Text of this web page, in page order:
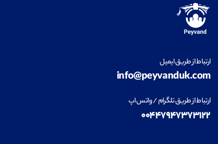
ارتباط از طریق ایمیل
info@peyvanduk.com
ارتباط از طریق تلگرام / واتس اپ
۰۰۴۴۷۹۴۷۳۷۳۱۲۲